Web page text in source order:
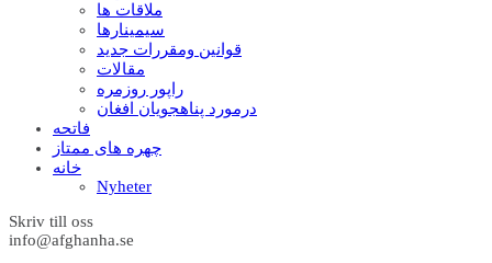
ملاقات ها
سيمينارها
قوانين ومقررات جديد
مقالات
راپور روزمره
درمورد پناهجويان افغان
فاتحه
چهره های ممتاز
خانه
Nyheter
Skriv till oss
info@afghanha.se